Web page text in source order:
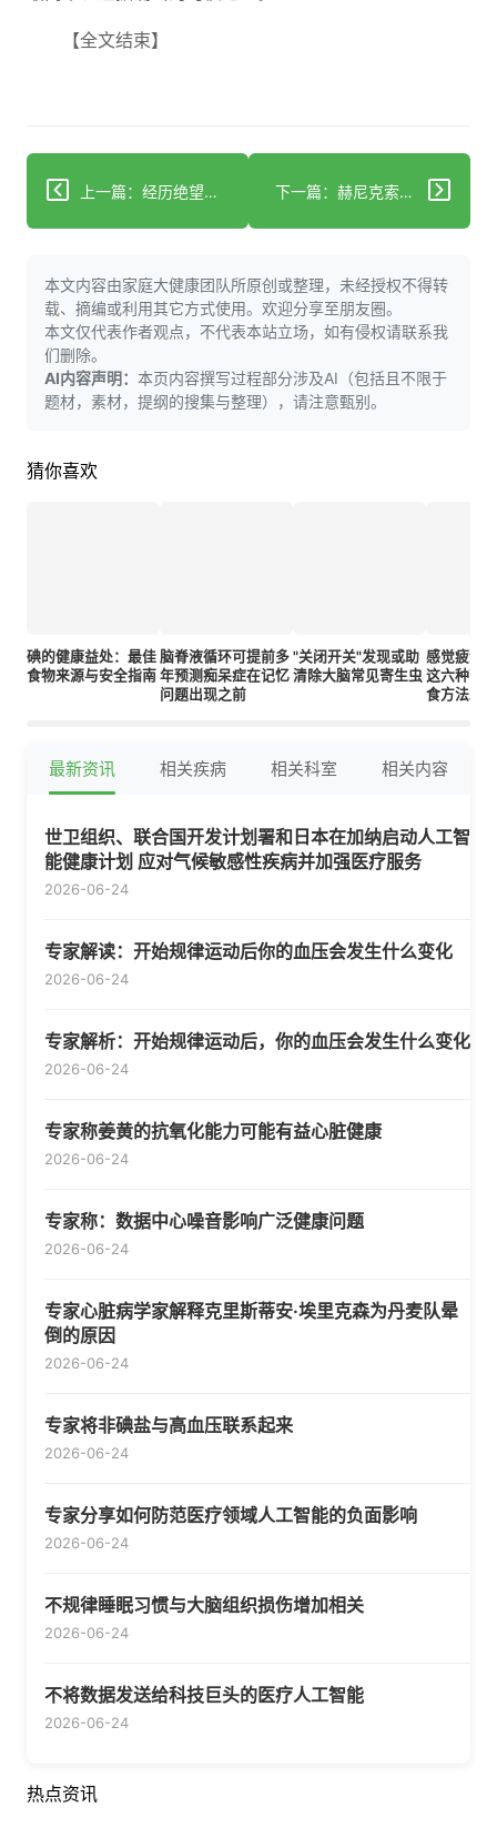
【全文结束】
上一篇：经历绝望感受促使当地医生执笔书写童年创伤与疗愈 下一篇：赫尼克索斯在HER2突变型非小细胞肺癌中展现显著疗效
本文内容由家庭大健康团队所原创或整理，未经授权不得转
载、摘编或利用其它方式使用。欢迎分享至朋友圈。
本文仅代表作者观点，不代表本站立场，如有侵权请联系我
们删除。
AI内容声明： 本页内容撰写过程部分涉及AI（包括且不限于
题材，素材，提纲的搜集与整理），请注意甄别。
猜你喜欢
碘的健康益处：最佳
食物来源与安全指南
脑脊液循环可提前多
年预测痴呆症在记忆
问题出现之前
"关闭开关"发现或助
清除大脑常见寄生虫
感觉疲惫
这六种营
食方法助
最新资讯 相关疾病 相关科室 相关内容
世卫组织、联合国开发计划署和日本在加纳启动人工智
能健康计划 应对气候敏感性疾病并加强医疗服务
2026-06-24
专家解读：开始规律运动后你的血压会发生什么变化
2026-06-24
专家解析：开始规律运动后，你的血压会发生什么变化
2026-06-24
专家称姜黄的抗氧化能力可能有益心脏健康
2026-06-24
专家称：数据中心噪音影响广泛健康问题
2026-06-24
专家心脏病学家解释克里斯蒂安·埃里克森为丹麦队晕
倒的原因
2026-06-24
专家将非碘盐与高血压联系起来
2026-06-24
专家分享如何防范医疗领域人工智能的负面影响
2026-06-24
不规律睡眠习惯与大脑组织损伤增加相关
2026-06-24
不将数据发送给科技巨头的医疗人工智能
2026-06-24
热点资讯